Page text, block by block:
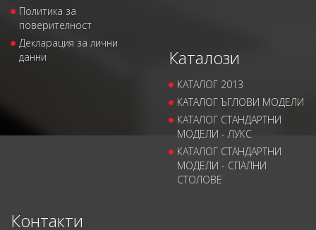
Политика за
поверителност
Декларация за лични
данни
Каталози
КАТАЛОГ 2013
КАТАЛОГ ЪГЛОВИ МОДЕЛИ
КАТАЛОГ СТАНДАРТНИ
МОДЕЛИ - ЛУКС
КАТАЛОГ СТАНДАРТНИ
МОДЕЛИ - СПАЛНИ
СТОЛОВЕ
Контакти